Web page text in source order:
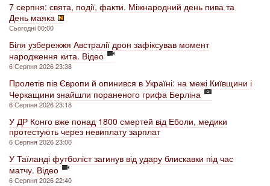
7 серпня: свята, події, факти. Міжнародний день пива та
День маяка
Сьогодні 00:00
Біля узбережжя Австралії дрон зафіксував момент
народження кита. Відео
6 Серпня 2026 23:38
Пролетів пів Європи й опинився в Україні: на межі Київщини і
Черкащини знайшли пораненого грифа Берліна
6 Серпня 2026 23:18
У ДР Конго вже понад 1800 смертей від Еболи, медики
протестують через невиплату зарплат
6 Серпня 2026 23:00
У Таїланді футболіст загинув від удару блискавки під час
матчу. Відео
6 Серпня 2026 22:40